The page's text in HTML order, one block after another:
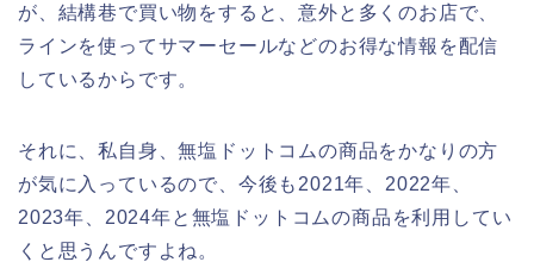
が、結構巷で買い物をすると、意外と多くのお店で、
ラインを使ってサマーセールなどのお得な情報を配信
しているからです。
それに、私自身、無塩ドットコムの商品をかなりの方
が気に入っているので、今後も2021年、2022年、
2023年、2024年と無塩ドットコムの商品を利用してい
くと思うんですよね。